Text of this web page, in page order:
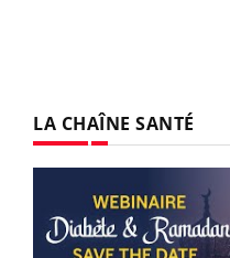
LA CHAÎNE SANTÉ